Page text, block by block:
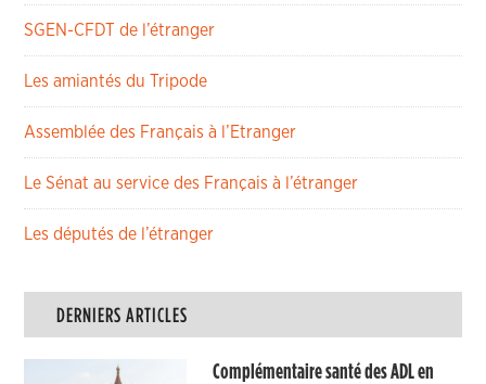
SGEN-CFDT de l’étranger
Les amiantés du Tripode
Assemblée des Français à l’Etranger
Le Sénat au service des Français à l’étranger
Les députés de l’étranger
DERNIERS ARTICLES
Complémentaire santé des ADL en